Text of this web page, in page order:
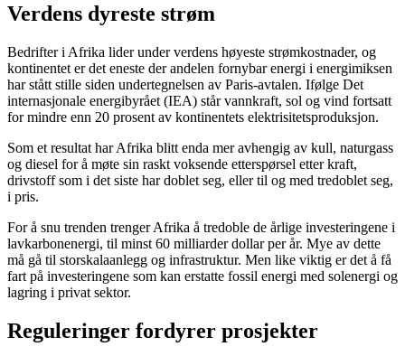
Verdens dyreste strøm
Bedrifter i Afrika lider under verdens høyeste strømkostnader, og
kontinentet er det eneste der andelen fornybar energi i energimiksen
har stått stille siden undertegnelsen av Paris-avtalen. Ifølge Det
internasjonale energibyrået (IEA) står vannkraft, sol og vind fortsatt
for mindre enn 20 prosent av kontinentets elektrisitetsproduksjon.
Som et resultat har Afrika blitt enda mer avhengig av kull, naturgass
og diesel for å møte sin raskt voksende etterspørsel etter kraft,
drivstoff som i det siste har doblet seg, eller til og med tredoblet seg,
i pris.
For å snu trenden trenger Afrika å tredoble de årlige investeringene i
lavkarbonenergi, til minst 60 milliarder dollar per år. Mye av dette
må gå til storskalaanlegg og infrastruktur. Men like viktig er det å få
fart på investeringene som kan erstatte fossil energi med solenergi og
lagring i privat sektor.
Reguleringer fordyrer prosjekter